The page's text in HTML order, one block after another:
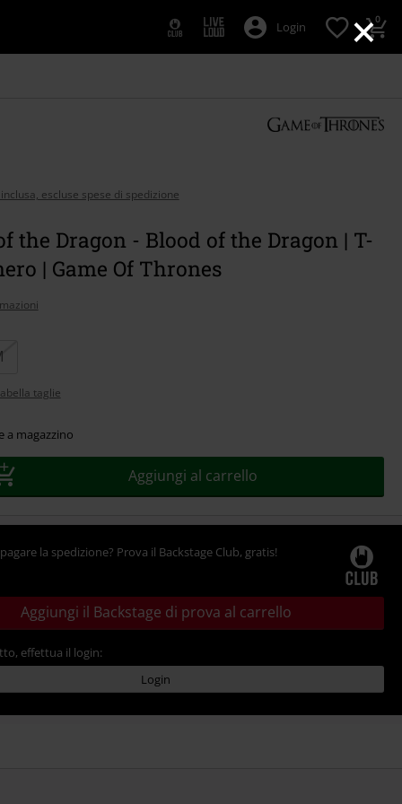
×
Login 0
escluse spese di spedizione
the Dragon - Blood of the Dragon | T-
| Game Of Thrones
taglie
a magazzino
Aggiungi al carrello
la spedizione? Prova il Backstage Club, gratis!
Aggiungi il Backstage di prova al carrello
effettua il login:
Login